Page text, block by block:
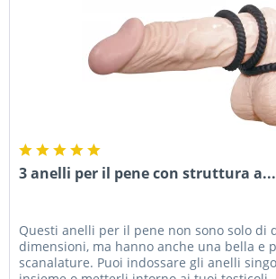
3 anelli per il pene con struttura a...
Questi anelli per il pene non sono solo di
dimensioni, ma hanno anche una bella e
scanalature. Puoi indossare gli anelli